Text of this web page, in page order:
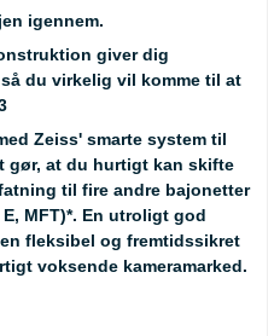
igennem.
giver dig
du virkelig vil komme til at
Zeiss' smarte system til
gør, at du hurtigt kan skifte
til fire andre bajonetter
MFT)*. En utroligt god
fleksibel og fremtidssikret
voksende kameramarked.